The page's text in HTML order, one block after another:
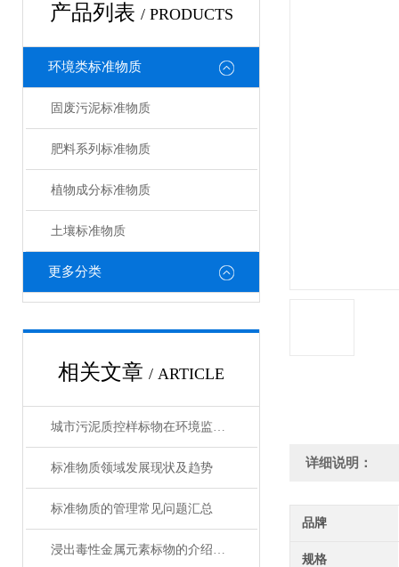
产品列表 / PRODUCTS
环境类标准物质
固废污泥标准物质
肥料系列标准物质
植物成分标准物质
土壤标准物质
更多分类
相关文章 / ARTICLE
城市污泥质控样标物在环境监测和风险评估中扮演什么角色？
标准物质领域发展现状及趋势
标准物质的管理常见问题汇总
浸出毒性金属元素标物的介绍与说明
详细说明：
品牌
规格